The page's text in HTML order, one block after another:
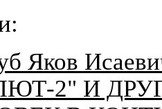
Яков
2" И